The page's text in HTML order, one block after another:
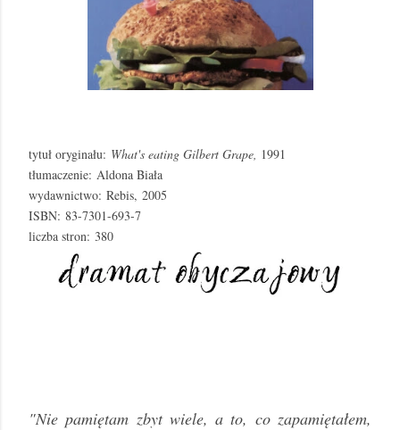
tytuł oryginału: What's eating Gilbert Grape, 1991
tłumaczenie: Aldona Biała
wydawnictwo: Rebis, 2005
ISBN: 83-7301-693-7
liczba stron: 380
"Nie pamiętam zbyt wiele, a to, co zapamiętałem,